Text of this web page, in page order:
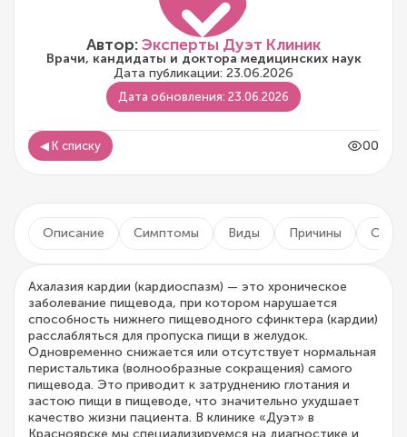
Автор:Эксперты Дуэт Клиник
Врачи, кандидаты и доктора медицинских наук
Дата публикации: 23.06.2026
Дата обновления: 23.06.2026
◀ К списку 00
Описание Симптомы Виды Причины
Ахалазия кардии (кардиоспазм) — это хроническое
заболевание пищевода, при котором нарушается
способность нижнего пищеводного сфинктера (кардии)
расслабляться для пропуска пищи в желудок.
Одновременно снижается или отсутствует нормальная
перистальтика (волнообразные сокращения) самого
пищевода. Это приводит к затруднению глотания и
застою пищи в пищеводе, что значительно ухудшает
качество жизни пациента. В клинике «Дуэт» в